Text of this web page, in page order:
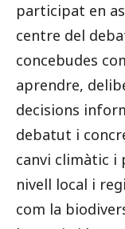
participat en
centre del
concebudes
aprendre,
decisions
debatut i
canvi climàtic
nivell local i
com la